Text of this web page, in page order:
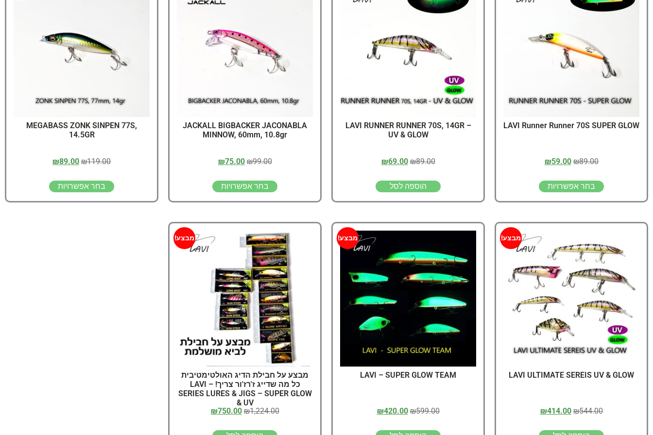
דיג – מאמרים בנושא דיג
סל קניות
תקנון אתר
LAVI Runner Runner 70S SUPER GLOW
₪89.00
₪59.00
בחר אפשרויות
LAVI RUNNER RUNNER 70S, 14GR –
UV & GLOW
₪89.00
₪69.00
הוספה לסל
JACKALL BIGBACKER JACONABLA
MINNOW, 60mm, 10.8gr
₪99.00
₪75.00
בחר אפשרויות
MEGABASS ZONK SINPEN 77S,
14.5GR
₪119.00
₪89.00
בחר אפשרויות
מבצע!
LAVI ULTIMATE SEREIS UV & GLOW
₪544.00
₪414.00
מבצע!
LAVI – SUPER GLOW TEAM
₪599.00
₪420.00
מבצע!
מבצע על חבילת הדיג האולטימטיבית
כל מה שדייג ז'רז'ור צריך! – LAVI
SERIES LURES & JIGS – SUPER GLOW
& UV
₪1,224.00
₪750.00